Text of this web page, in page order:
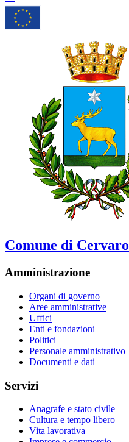
Comune di Cervaro
Amministrazione
Organi di governo
Aree amministrative
Uffici
Enti e fondazioni
Politici
Personale amministrativo
Documenti e dati
Servizi
Anagrafe e stato civile
Cultura e tempo libero
Vita lavorativa